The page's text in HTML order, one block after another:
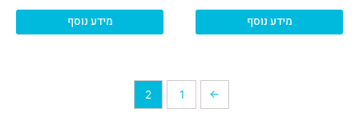
מידע נוסף מידע נוסף
→
1
2